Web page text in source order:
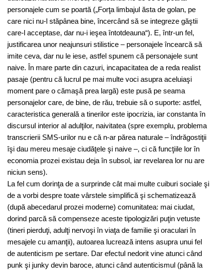
personajele cum se poartă („Forţa limbajul ăsta de golan, pe
care nici nu-l stăpânea bine, încercând să se integreze găştii
care-l acceptase, dar nu-i ieşea întotdeauna“). E, într-un fel,
justificarea unor neajunsuri stilistice – personajele încearcă să
imite ceva, dar nu le iese, astfel spunem că personajele sunt
naive. În mare parte din cazuri, incapacitatea de a reda realist
pasaje (pentru că lucrul pe mai multe voci asupra aceluiaşi
moment pare o cămaşă prea largă) este pusă pe seama
personajelor care, de bine, de rău, trebuie să o suporte: astfel,
caracteristica generală a tinerilor este ipocrizia, iar constanta în
discursul interior al adulţilor, naivitatea (spre exemplu, problema
transcrierii SMS-urilor nu e că n-ar părea naturale – îndrăgostiţii
îşi dau mereu mesaje ciudăţele şi naive –, ci că funcţiile lor în
economia prozei existau deja în subsol, iar revelarea lor nu are
niciun sens).
La fel cum dorinţa de a surprinde cât mai multe cuiburi sociale şi
de a vorbi despre toate vârstele simplifică şi schematizează
(după abecedarul prozei moderne) comunitatea: mai ciudat,
dorind parcă să compenseze aceste tipologizări puţin vetuste
(tineri pierduţi, adulţi nervoşi în viaţa de familie şi oraculari în
mesajele cu amanţii), autoarea lucrează intens asupra unui fel
de autenticism pe sertare. Dar efectul nedorit vine atunci când
punk şi junky devin baroce, atunci când autenticismul (până la